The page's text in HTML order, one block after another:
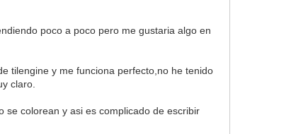
poco a poco pero me gustaria algo en
tilengine y me funciona perfecto,no he tenido
claro.
se colorean y asi es complicado de escribir